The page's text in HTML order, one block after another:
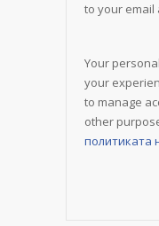
to your email
Your
your
to manage
other
политиката